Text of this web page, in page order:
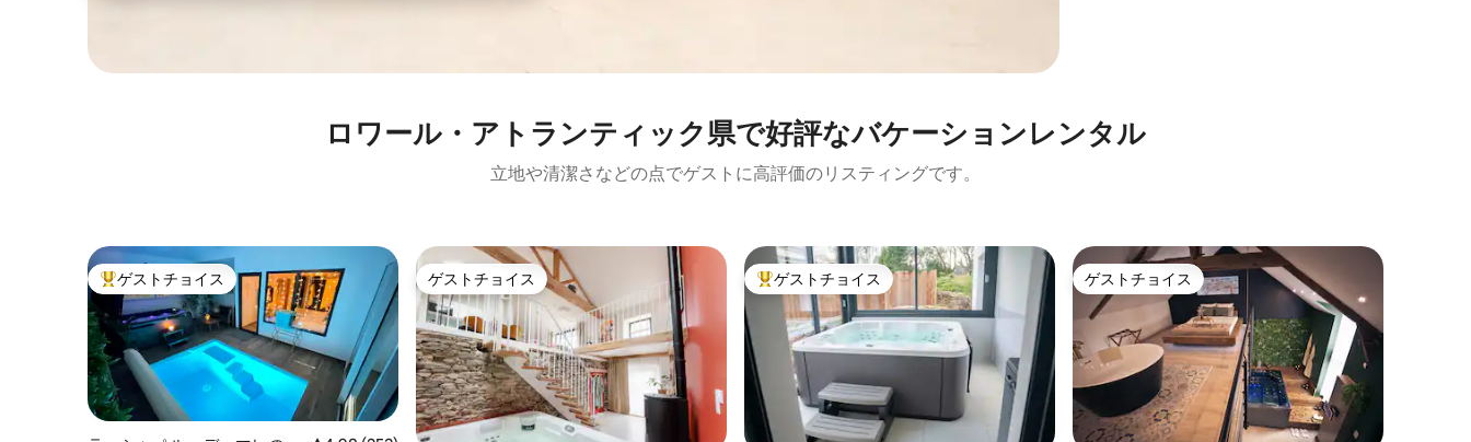
ロワール・アトランティック県で好評なバケーションレンタル
立地や清潔さなどの点でゲストに高評価のリスティングです。
大好評のゲストチョイスです。
ゲストチョイス ゲストチョイス
ゲストチョイス 大好評のゲストチョイスです。
ゲストチョイス ゲストチョイス
ゲストチョイス